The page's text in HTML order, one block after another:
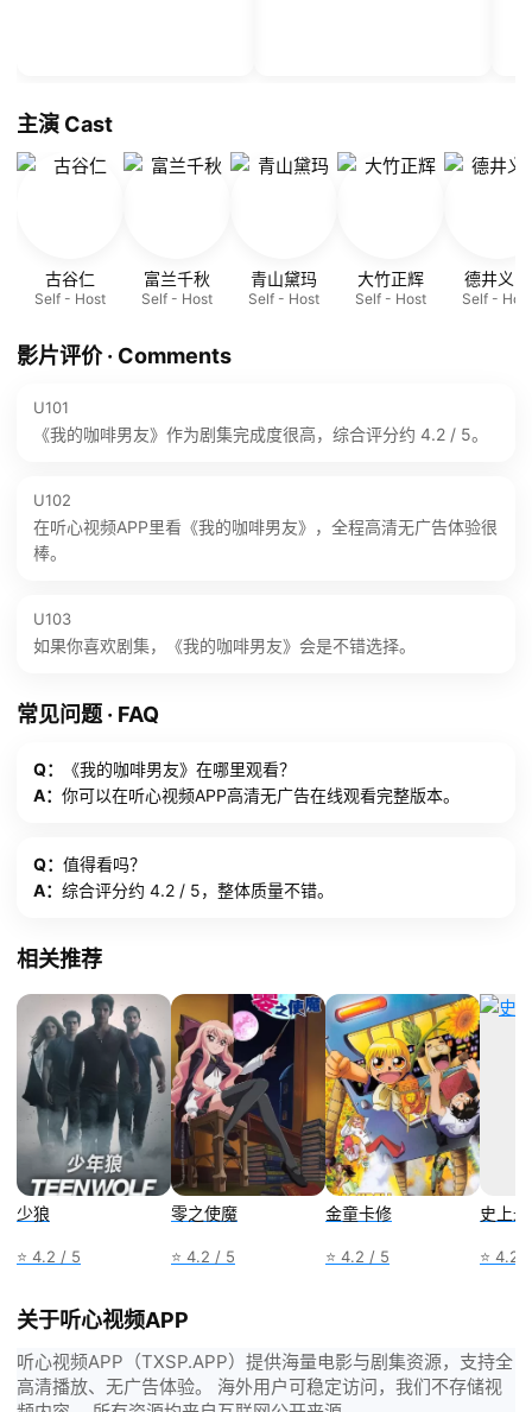
主演 Cast
古谷仁
Self - Host
富兰千秋
Self - Host
青山黛玛
Self - Host
大竹正辉
Self - Host
德井义实
Self - Host
影片评价 · Comments
U101
《我的咖啡男友》作为剧集完成度很高，综合评分约 4.2 / 5。
U102
在听心视频APP里看《我的咖啡男友》，全程高清无广告体验很
棒。
U103
如果你喜欢剧集，《我的咖啡男友》会是不错选择。
常见问题 · FAQ
Q：
《我的咖啡男友》在哪里观看？
A： 你可以在听心视频APP高清无广告在线观看完整版本。
Q： 值得看吗？
A： 综合评分约 4.2 / 5，整体质量不错。
相关推荐
少狼
⭐ 4.2 / 5
零之使魔
⭐ 4.2 / 5
金童卡修
⭐ 4.2 / 5
史上
⭐ 4.2
关于听心视频APP
听心视频APP（TXSP.APP）提供海量电影与剧集资源，支持全
高清播放、无广告体验。 海外用户可稳定访问，我们不存储视